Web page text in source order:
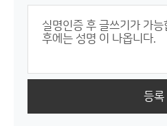
등록